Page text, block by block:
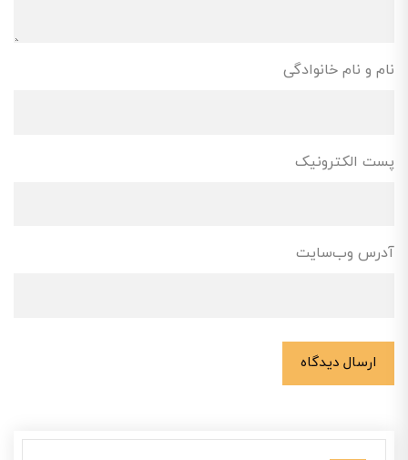
نام و نام خانوادگی
پست الکترونیک
آدرس وب‌سایت
ارسال دیدگاه